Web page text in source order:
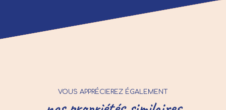
VOUS APPRÉCIEREZ ÉGALEMENT